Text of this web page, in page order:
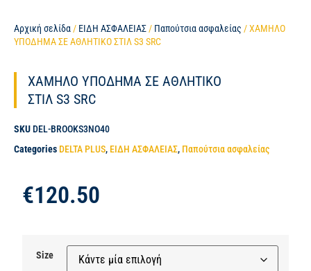
Αρχική σελίδα / ΕΙΔΗ ΑΣΦΑΛΕΙΑΣ / Παπούτσια ασφαλείας / ΧΑΜΗΛΟ
ΥΠΟΔΗΜΑ ΣΕ ΑΘΛΗΤΙΚΟ ΣΤΙΛ S3 SRC
ΧΑΜΗΛΟ ΥΠΟΔΗΜΑ ΣΕ ΑΘΛΗΤΙΚΟ
ΣΤΙΛ S3 SRC
SKU DEL-BROOKS3NO40
Categories DELTA PLUS, ΕΙΔΗ ΑΣΦΑΛΕΙΑΣ, Παπούτσια ασφαλείας
€120.50
Size